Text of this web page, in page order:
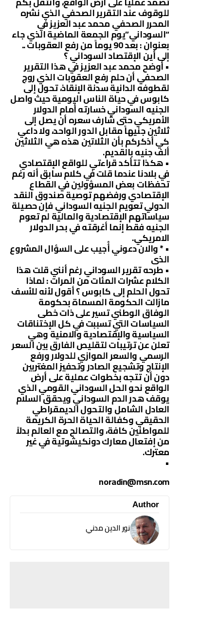
للوقوف عند التقرير الصحفي الذي نشره
المحرر الصحفي محمد عبد العزيز في
“السوداني”يوم الجمعة الماضية الذي جاء
بعنوان : بعد 90 يوماً من رفع العقوبات ..
إلى أين الإقتصاد السوداني ؟
• أوضح محمد عبد العزيز في هذا التقرير
الصحفي أن حلم رفع العقوبات الذي روج
لقطوفه الدانية سدنة الإنقاذ، تحول إلى
كابوس في حياة الناس اليومية حيث واصل
الجنيه السوداني خسارته أمام الدولار
الأمريكي حتى شارف سعره أن يصل إلى
ثلاثين جنيهاً مقابل الدور الواحد، ولا داعي
كي أذكركم بأن الثلاتين هذه هي الثلاثين
ألف جنيه بالقديم.
• هكذا تتأكد قراءتي للواقع الإقتصادي
في بلادنا عندما قلت في كلام سابق أنه رغم
تحفظات بعض المسؤولين في القطاع
الإقتصادي ورفضهم توصية صندوق النقد
الدولي تعويم الجنيه السوداني فإن حصيلة
سياساتهم الإقتصادية والمالية لم تعوم
الجنيه فقط إنما أغرقته في بحر الدولار
الامريكي.
• * والان دعوني أُجيب على السؤال المشروع
الذى
• طرحه تقرير السوداني رغم أنني قلت هذا
الكلام عشرات المئات من المرات : لماذا
تحول الحلم إلى كابوس ؟ أقول لأنه للأسف
مازالت الحكومة المسماة بحكومة
الوفاق الوطني تسير على ذات خطى
السياسات التي تسببت في كل الإختناقات
السياسية والإقتصادية والامنية وهي
تعلن عن ترتيبات لتقليص الفارق بين السعر
الرسمي والسعر الموازي للدولار ورفع
الإنتاج وتشجيع الصادر وتحفيز المغتربين
دون أن تتجه بخطوات عملية على أرض
الواقع نحو الحل السوداني القومي الذي
يوقف هدر الدم السوداني ويحقق السلام
العادل الشامل والتحول الديمقراطي
الحقيقي وكفالة الحياة الحرة الكريمة
للمواطنين كافة، والتصالح مع العالم بدلاً
من إفتعال معارك دونكيشوتية في غير
معترك.
•
noradin@msn.com
Author
نور الدين مدني